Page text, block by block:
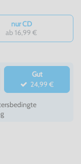
nur CD
ab 16,99 €
Gut
24,99 €